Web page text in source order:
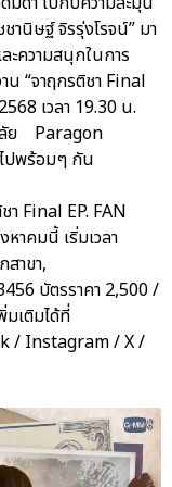
นิษฐ์ จิรรุ่งโรจน์” มา
ะความสนุกในการ
น “จาฤกรติชา Final
เวลา 19.30 น.
ลัย Paragon
ปพร้อมๆ กัน
า Final EP. FAN
าคมนี้ เริ่มเวลา
าขา,
บัตรราคา 2,500 /
มเติมได้ที่
/ Instagram / X /